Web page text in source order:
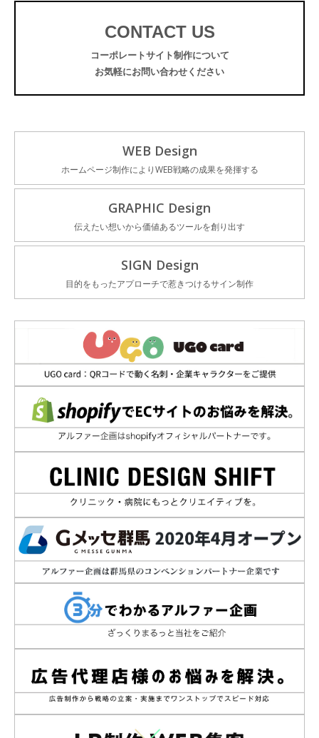
CONTACT US
コーポレートサイト制作について
お気軽にお問い合わせください
WEB Design
ホームページ制作によりWEB戦略の成果を発揮する
GRAPHIC Design
伝えたい想いから価値あるツールを創り出す
SIGN Design
目的をもったアプローチで惹きつけるサイン制作